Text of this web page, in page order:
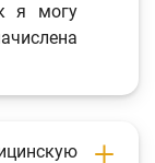
я могу